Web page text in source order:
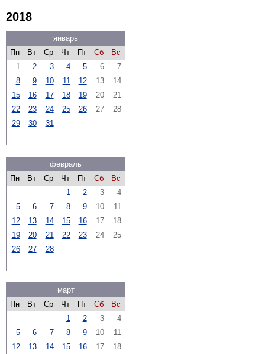
2018
январь
Пн
Вт Ср Чт Пт Сб
Вс
1
2 3 4 5 6
7
8
9 10 11 12 13
14
15
16 17 18 19 20
21
22
23 24 25 26 27
28
29
30 31
февраль
Пн
Вт Ср Чт Пт Сб
Вс
1
2 3
4
5
6 7 8 9 10
11
12
13 14 15 16 17
18
19
20 21 22 23 24
25
26
27 28
март
Пн
Вт Ср Чт Пт Сб
Вс
1
2 3
4
5
6 7 8 9 10
11
12
13 14 15 16 17
18